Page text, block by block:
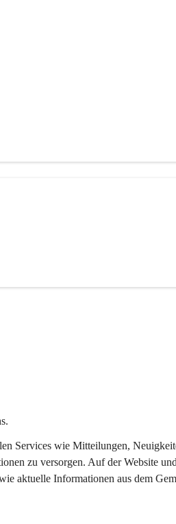
Services wie Mitteilungen,
zu versorgen. Auf der Website
aktuelle Informationen aus dem